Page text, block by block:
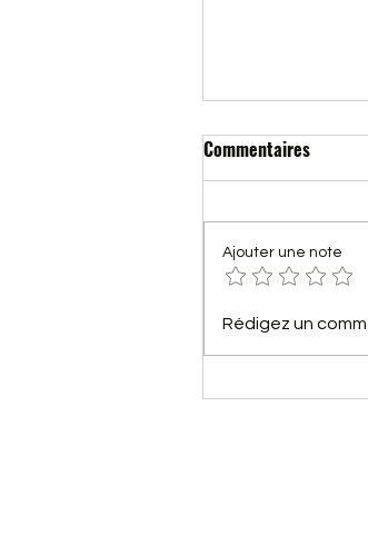
Fête du vélo
Aventures
Commentaires
Ajouter une note
Rédigez un